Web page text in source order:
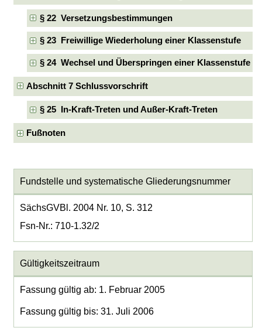
§ 22 Versetzungsbestimmungen
§ 23 Freiwillige Wiederholung einer Klassenstufe
§ 24 Wechsel und Überspringen einer Klassenstufe
Abschnitt 7 Schlussvorschrift
§ 25 In-Kraft-Treten und Außer-Kraft-Treten
Fußnoten
Fundstelle und systematische Gliederungsnummer
SächsGVBl. 2004 Nr. 10, S. 312
Fsn-Nr.: 710-1.32/2
Gültigkeitszeitraum
Fassung gültig ab: 1. Februar 2005
Fassung gültig bis: 31. Juli 2006